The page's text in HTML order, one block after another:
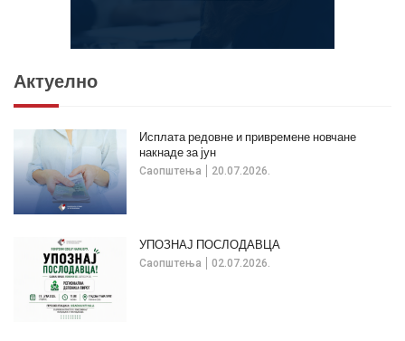
Актуелно
Саопштења 20.07.2026.
Исплата редовне и привремене новчане
накнаде за јун
Саопштења 02.07.2026.
УПОЗНАЈ ПОСЛОДАВЦА